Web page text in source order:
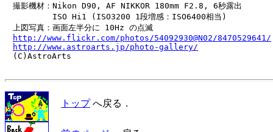
撮影機材：Nikon D90, AF NIKKOR 180mm F2.8, 6秒露出
ISO Hi1 (ISO3200 1段増感：ISO6400相当)
上図写真：画面左半分に 10Hz の点滅
http://www.flickr.com/photos/54092930@N02/8470529641/
http://www.astroarts.jp/photo-gallery/
(C)AstroArts
トップへ戻る．